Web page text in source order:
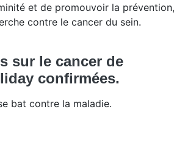
et de promouvoir la prévention,
contre le cancer du sein.
sur le cancer de
confirmées.
bat contre la maladie.